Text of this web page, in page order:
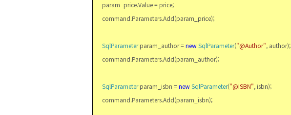
param_price.Value = price;
command.Parameters.Add(param_price);
SqlParameterparam_author =newSqlParameter("@Author", author);
command.Parameters.Add(param_author);
SqlParameterparam_isbn =newSqlParameter("@ISBN", isbn);
command.Parameters.Add(param_isbn);